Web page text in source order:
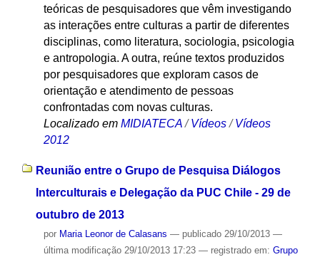
teóricas de pesquisadores que vêm investigando
as interações entre culturas a partir de diferentes
disciplinas, como literatura, sociologia, psicologia
e antropologia. A outra, reúne textos produzidos
por pesquisadores que exploram casos de
orientação e atendimento de pessoas
confrontadas com novas culturas.
Localizado em MIDIATECA /Vídeos /Vídeos
2012
Reunião entre o Grupo de Pesquisa Diálogos
Interculturais e Delegação da PUC Chile - 29 de
outubro de 2013
por Maria Leonor de Calasans — publicado29/10/2013 —
última modificação29/10/2013 17:23 — registrado em: Grupo